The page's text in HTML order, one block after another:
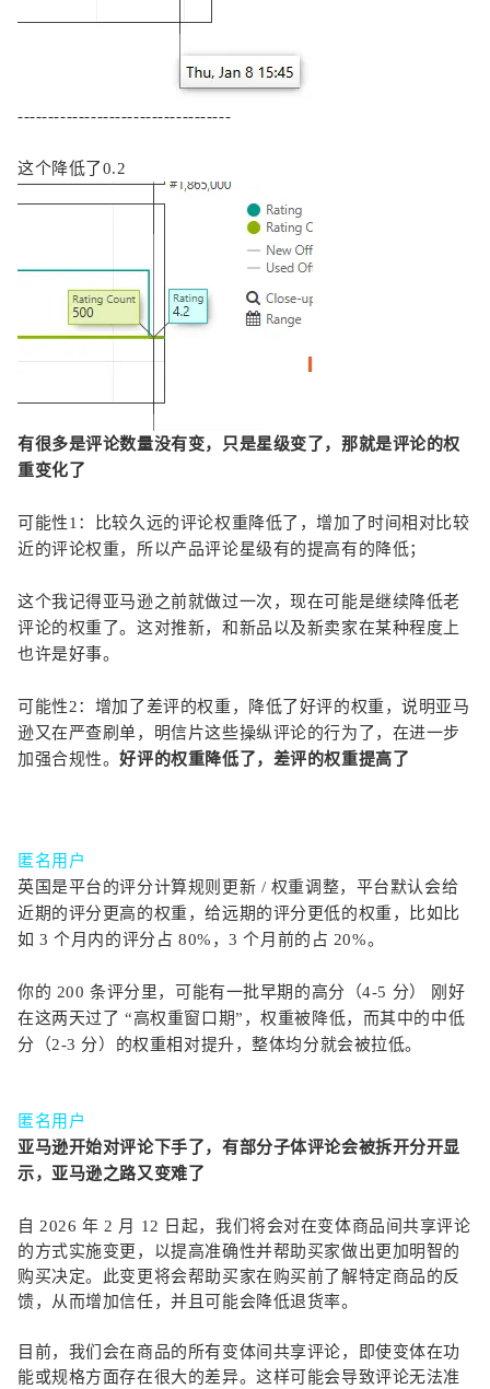
-----------------------------------
这个降低了0.2
有很多是评论数量没有变，只是星级变了，那就是评论的权
重变化了
可能性1：比较久远的评论权重降低了，增加了时间相对比较
近的评论权重，所以产品评论星级有的提高有的降低；
这个我记得亚马逊之前就做过一次，现在可能是继续降低老
评论的权重了。这对推新，和新品以及新卖家在某种程度上
也许是好事。
可能性2：增加了差评的权重，降低了好评的权重，说明亚马
逊又在严查刷单，明信片这些操纵评论的行为了，在进一步
加强合规性。好评的权重降低了，差评的权重提高了
匿名用户
英国是平台的评分计算规则更新 / 权重调整，平台默认会给
近期的评分更高的权重，给远期的评分更低的权重，比如比
如 3 个月内的评分占 80%，3 个月前的占 20%。
你的 200 条评分里，可能有一批早期的高分（4-5 分） 刚好
在这两天过了 “高权重窗口期”，权重被降低，而其中的中低
分（2-3 分）的权重相对提升，整体均分就会被拉低。
匿名用户
亚马逊开始对评论下手了，有部分子体评论会被拆开分开显
示，亚马逊之路又变难了
自 2026 年 2 月 12 日起，我们将会对在变体商品间共享评论
的方式实施变更，以提高准确性并帮助买家做出更加明智的
购买决定。此变更将会帮助买家在购买前了解特定商品的反
馈，从而增加信任，并且可能会降低退货率。
目前，我们会在商品的所有变体间共享评论，即使变体在功
能或规格方面存在很大的差异。这样可能会导致评论无法准